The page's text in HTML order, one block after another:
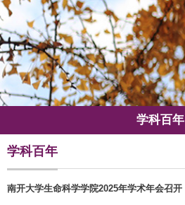
学科百年
学科百年
南开大学生命科学学院2025年学术年会召开